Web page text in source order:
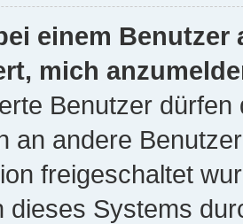
einem
mich
Benutzer
an andere
freigeschaltet
dieses Systems